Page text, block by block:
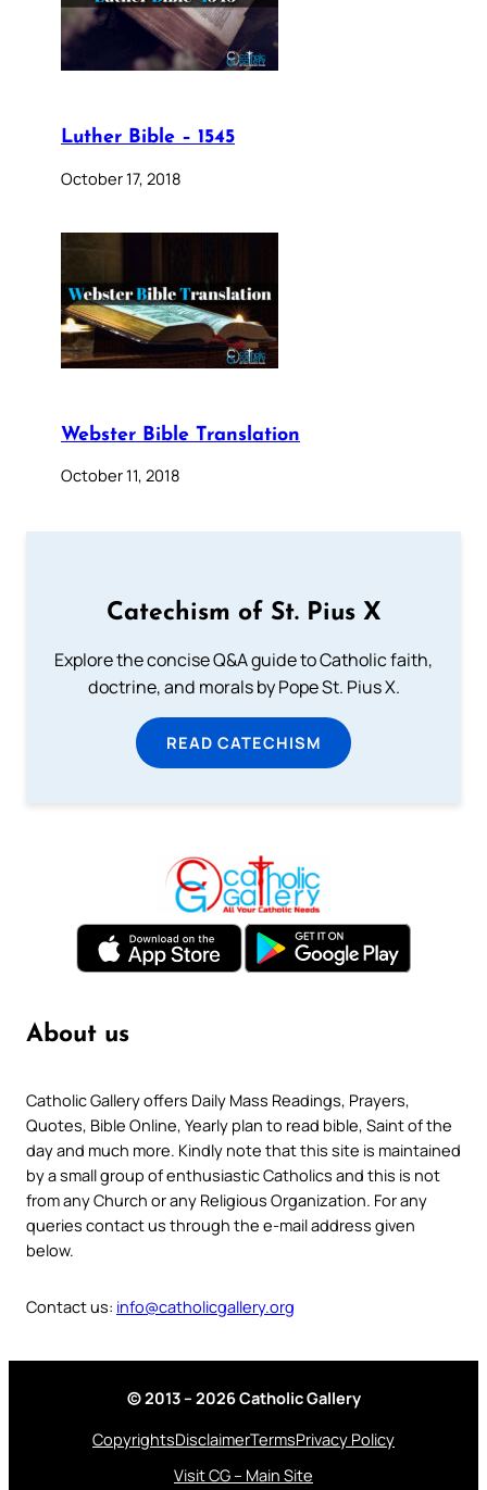
Luther Bible – 1545
October 17, 2018
Webster Bible Translation
October 11, 2018
Catechism of St. Pius X
Explore the concise Q&A guide to Catholic faith,
doctrine, and morals by Pope St. Pius X.
READ CATECHISM
About us
Catholic Gallery offers Daily Mass Readings, Prayers,
Quotes, Bible Online, Yearly plan to read bible, Saint of the
day and much more. Kindly note that this site is maintained
by a small group of enthusiastic Catholics and this is not
from any Church or any Religious Organization. For any
queries contact us through the e-mail address given
below.
Contact us: info@catholicgallery.org
© 2013 – 2026 Catholic Gallery
CopyrightsDisclaimerTermsPrivacy Policy
Visit CG – Main Site